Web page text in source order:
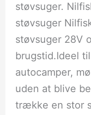
støvsuger.
støvsuger
støvsuger 28V
brugstid.Ideel
autocamper,
uden at blive
trække en stor